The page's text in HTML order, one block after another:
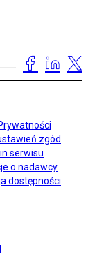
zgód
serwisu
o nadawcy
dostępności